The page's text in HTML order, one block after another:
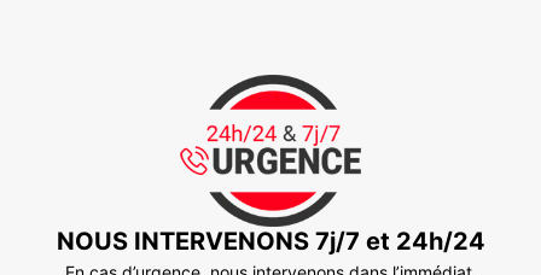
NOUS INTERVENONS 7j/7 et 24h/24